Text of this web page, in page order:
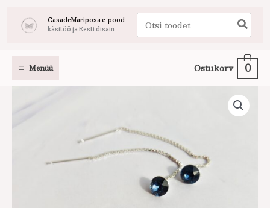
CasadeMariposa e-pood
käsitöö ja Eesti disain
Search
for:
Menüü Ostukorv 0
kõrvarõngad